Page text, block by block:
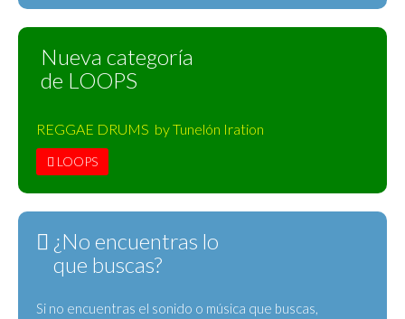
Nueva categoría
de LOOPS
REGGAE DRUMS by Tunelón Iration
LOOPS
¿No encuentras lo
que buscas?
Si no encuentras el sonido o música que buscas,